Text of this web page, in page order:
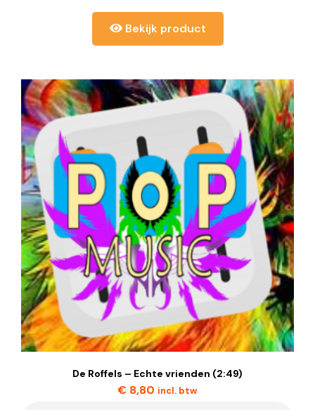
Bekijk product
De Roffels – Echte vrienden (2:49)
€ 8,80 incl. btw